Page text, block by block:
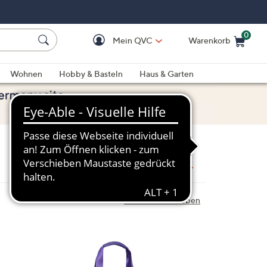
Mein QVC Warenkorb
0
Wohnen Hobby & Basteln
Haus & Garten
Sortieren nach: Top-Treffer
Alle Filter aufheben